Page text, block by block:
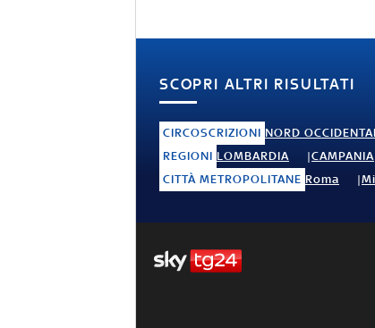
SCOPRI ALTRI RISULTATI
CIRCOSCRIZIONI NORD
REGIONI LOMBARDIA CAMPANIA
CITTÀ METROPOLITANE Roma